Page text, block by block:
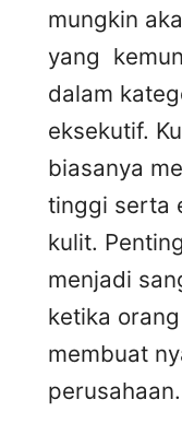
mungkin
yang
dalam
eksekutif.
biasanya
tinggi serta
kulit.
menjadi
ketika
membuat
perusahaan.